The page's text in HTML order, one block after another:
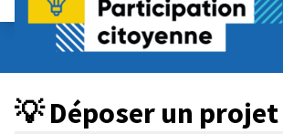
Budget Participatif ADULTE 2024
💡 Déposer un projet
💡 Déposer un projet